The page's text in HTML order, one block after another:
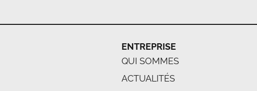
ENTREPRISE
QUI SOMMES
ACTUALITÉS